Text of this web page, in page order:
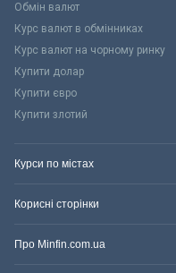
Обмін валют
Курс валют в обмінниках
Курс валют на чорному ринку
Купити долар
Купити євро
Купити злотий
Курси по містах
Корисні сторінки
Про Minfin.com.ua